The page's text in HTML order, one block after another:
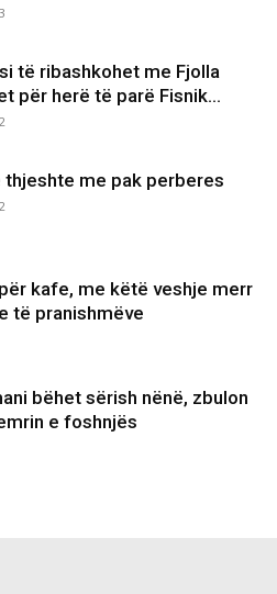
të ribashkohet me Fjolla
për herë të parë Fisnik...
thjeshte me pak perberes
kafe, me këtë veshje merr
të pranishmëve
bëhet sërish nënë, zbulon
e foshnjës